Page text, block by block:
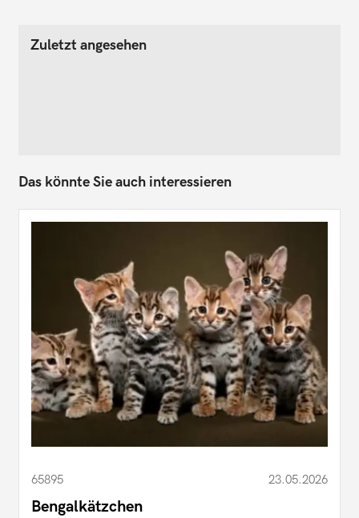
Zuletzt angesehen
Das könnte Sie auch interessieren
65895 23.05.2026
Bengalkätzchen